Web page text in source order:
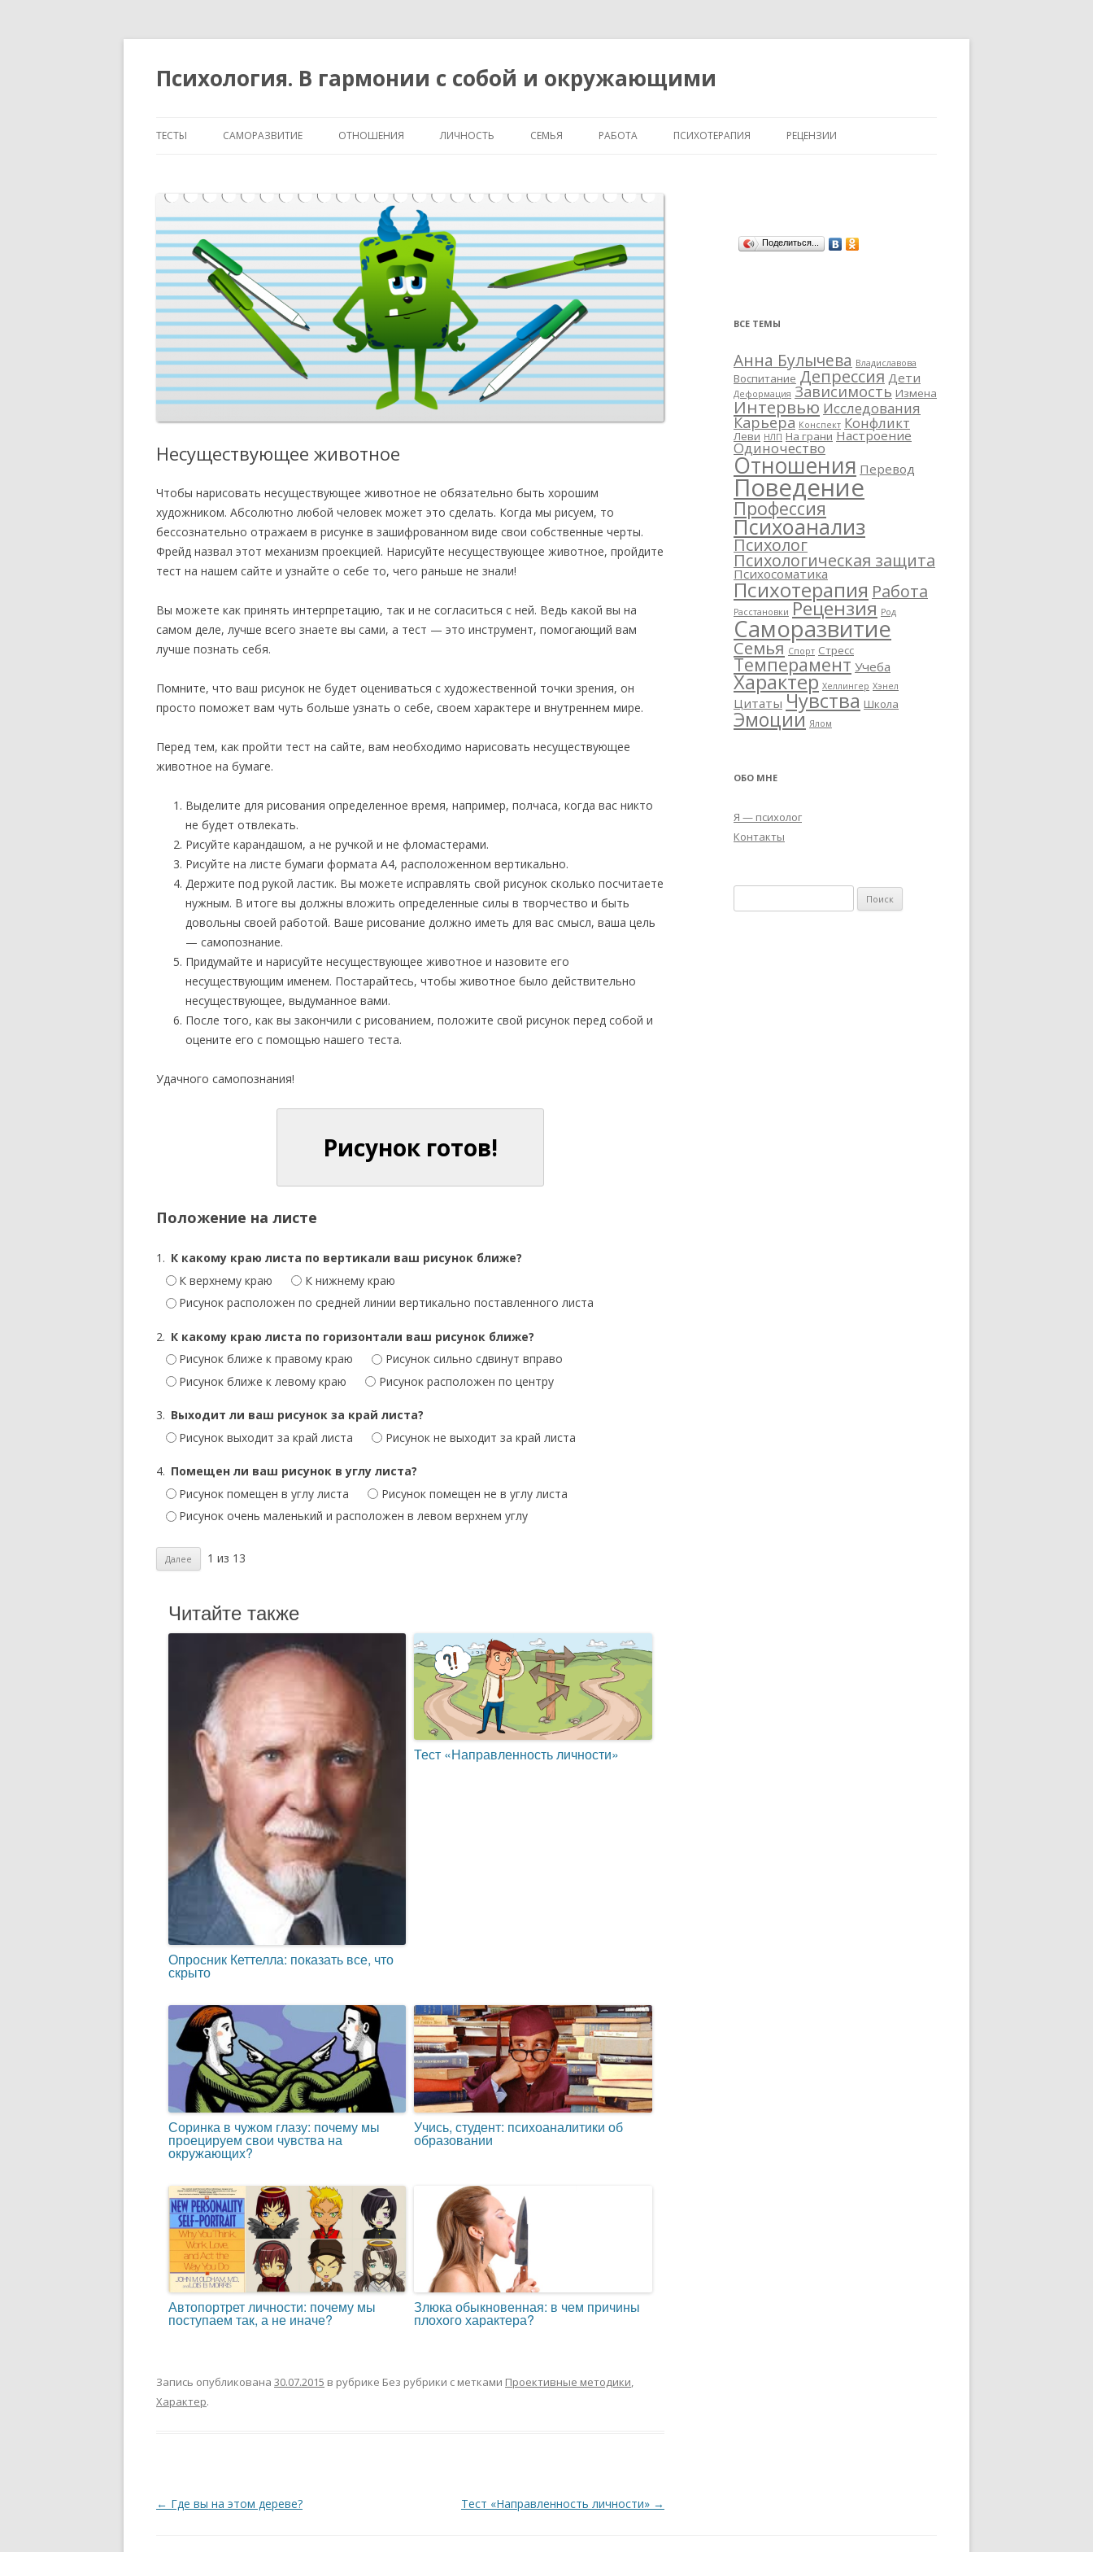
Психология. В гармонии с собой и окружающими
к
ТЕСТЫ САМОРАЗВИТИЕ ОТНОШЕНИЯ ЛИЧНОСТЬ СЕМЬЯ РАБОТА ПСИХОТЕРАПИЯ РЕЦЕНЗИИ
Несуществующее животное
Чтобы нарисовать несуществующее животное не обязательно быть хорошим
художником. Абсолютно любой человек может это сделать. Когда мы рисуем, то
бессознательно отражаем в рисунке в зашифрованном виде свои собственные черты.
Фрейд назвал этот механизм проекцией. Нарисуйте несуществующее животное, пройдите
тест на нашем сайте и узнайте о себе то, чего раньше не знали!
Вы можете как принять интерпретацию, так и не согласиться с ней. Ведь какой вы на
самом деле, лучше всего знаете вы сами, а тест — это инструмент, помогающий вам
лучше познать себя.
Помните, что ваш рисунок не будет оцениваться с художественной точки зрения, он
просто поможет вам чуть больше узнать о себе, своем характере и внутреннем мире.
Перед тем, как пройти тест на сайте, вам необходимо нарисовать несуществующее
животное на бумаге.
Выделите для рисования определенное время, например, полчаса, когда вас никто
не будет отвлекать.
Рисуйте карандашом, а не ручкой и не фломастерами.
Рисуйте на листе бумаги формата А4, расположенном вертикально.
Держите под рукой ластик. Вы можете исправлять свой рисунок сколько посчитаете
нужным. В итоге вы должны вложить определенные силы в творчество и быть
довольны своей работой. Ваше рисование должно иметь для вас смысл, ваша цель
— самопознание.
Придумайте и нарисуйте несуществующее животное и назовите его
несуществующим именем. Постарайтесь, чтобы животное было действительно
несуществующее, выдуманное вами.
После того, как вы закончили с рисованием, положите свой рисунок перед собой и
оцените его с помощью нашего теста.
Удачного самопознания!
Рисунок готов!
Положение на листе
1. К какому краю листа по вертикали ваш рисунок ближе?
К верхнему краю
К нижнему краю
Рисунок расположен по средней линии вертикально поставленного листа
2. К какому краю листа по горизонтали ваш рисунок ближе?
Рисунок ближе к правому краю
Рисунок сильно сдвинут вправо
Рисунок ближе к левому краю
Рисунок расположен по центру
3. Выходит ли ваш рисунок за край листа?
Рисунок выходит за край листа
Рисунок не выходит за край листа
4. Помещен ли ваш рисунок в углу листа?
Рисунок помещен в углу листа
Рисунок помещен не в углу листа
Рисунок очень маленький и расположен в левом верхнем углу
1 из 13
Читайте также
Опросник Кеттелла: показать все, что
скрыто
Тест «Направленность личности»
Соринка в чужом глазу: почему мы
проецируем свои чувства на
окружающих?
Учись, студент: психоаналитики об
образовании
Автопортрет личности: почему мы
поступаем так, а не иначе?
Злюка обыкновенная: в чем причины
плохого характера?
Запись опубликована 30.07.2015 в рубрике Без рубрики с метками Проективные методики,
Характер.
Навигация
← Где вы на этом дереве? Тест «Направленность личности» →
Поделиться...
ВСЕ ТЕМЫ
Анна Булычева Владиславова
Воспитание Депрессия Дети
Деформация Зависимость Измена
Интервью Исследования
Карьера Конспект Конфликт
Леви НЛП На грани Настроение
Одиночество
Отношения Перевод
Поведение
Профессия
Психоанализ
Психолог
Психологическая защита
Психосоматика
Психотерапия Работа
Расстановки Рецензия Род
Саморазвитие
Семья Спорт Стресс
Темперамент Учеба
Характер Хеллингер Хэнел
Цитаты Чувства Школа
Эмоции Ялом
ОБО МНЕ
Я — психолог
Контакты
а